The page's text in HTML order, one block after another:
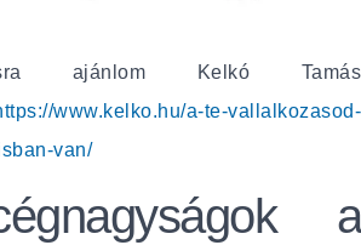
ajánlom Kelkó Tamás
www.kelko.hu/a-te-vallalkozasod-
van/
a